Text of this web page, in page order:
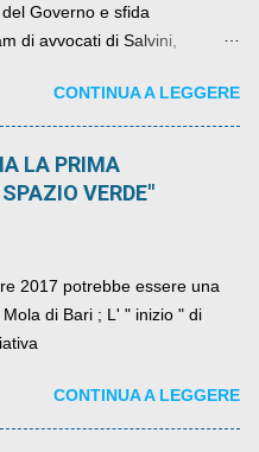
Governo e sfida
di avvocati di Salvini,
CONTINUA A LEGGERE
LA PRIMA
VERDE"
2017 potrebbe essere una
di Bari ; L' " inizio " di
CONTINUA A LEGGERE